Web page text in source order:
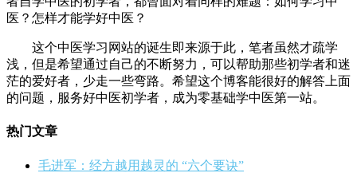
医？怎样才能学好中医？
这个中医学习网站的诞生即来源于此，笔者虽然才疏学
浅，但是希望通过自己的不断努力，可以帮助那些初学者和迷
茫的爱好者，少走一些弯路。希望这个博客能很好的解答上面
的问题，服务好中医初学者，成为零基础学中医第一站。
热门文章
毛进军：经方越用越灵的 “六个要诀”